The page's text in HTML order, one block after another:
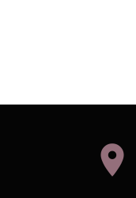
location_on